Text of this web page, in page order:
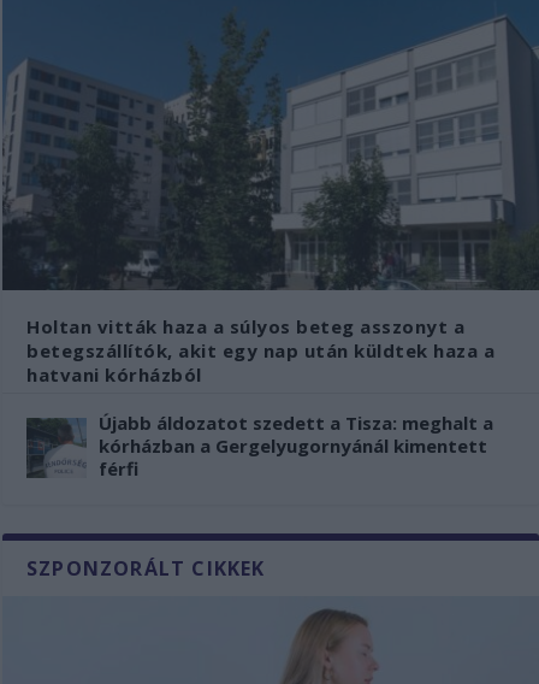
Holtan vitták haza a súlyos beteg asszonyt a
betegszállítók, akit egy nap után küldtek haza a
hatvani kórházból
Újabb áldozatot szedett a Tisza: meghalt a
kórházban a Gergelyugornyánál kimentett
férfi
SZPONZORÁLT CIKKEK